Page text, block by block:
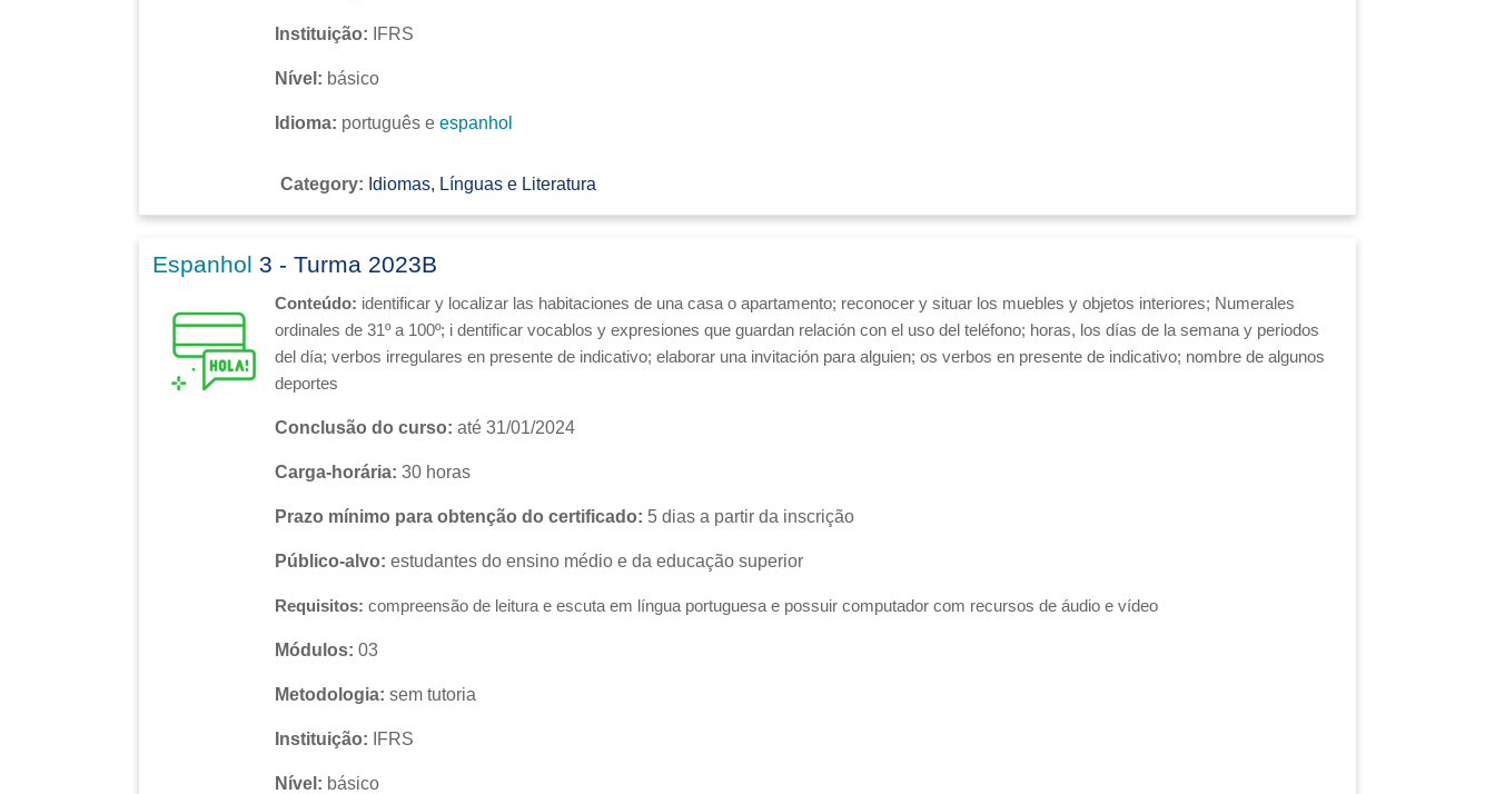
Instituição: IFRS
Nível: básico
Idioma: português e espanhol
Category: Idiomas, Línguas e Literatura
Espanhol 3 - Turma 2023B
Conteúdo: identificar y localizar las habitaciones de una casa o apartamento; reconocer y situar los muebles y objetos interiores; Numerales
ordinales de 31º a 100º; i dentificar vocablos y expresiones que guardan relación con el uso del teléfono; horas, los días de la semana y periodos
del día; verbos irregulares en presente de indicativo; elaborar una invitación para alguien; os verbos en presente de indicativo; nombre de algunos
deportes
Conclusão do curso: até 31/01/2024
Carga-horária: 30 horas
Prazo mínimo para obtenção do certificado: 5 dias a partir da inscrição
Público-alvo: estudantes do ensino médio e da educação superior
Requisitos: compreensão de leitura e escuta em língua portuguesa e possuir computador com recursos de áudio e vídeo
Módulos: 03
Metodologia: sem tutoria
Instituição: IFRS
Nível: básico